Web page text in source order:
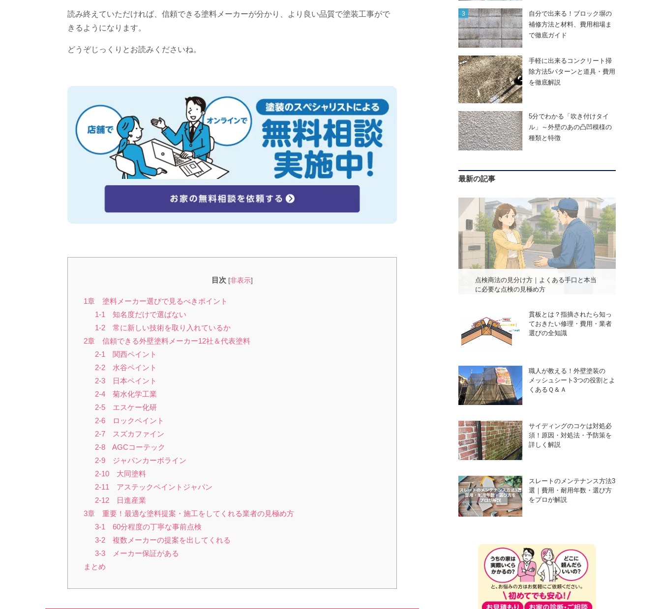
読み終えていただければ、信頼できる塗料メーカーが分かり、より良い品質で塗装工事がで
きるようになります。
どうぞじっくりとお読みくださいね。
目次 [非表示]
1章 塗料メーカー選びで見るべきポイント
1-1 知名度だけで選ばない
1-2 常に新しい技術を取り入れているか
2章 信頼できる外壁塗料メーカー12社＆代表塗料
2-1 関西ペイント
2-2 水谷ペイント
2-3 日本ペイント
2-4 菊水化学工業
2-5 エスケー化研
2-6 ロックペイント
2-7 スズカファイン
2-8 AGCコーテック
2-9 ジャパンカーボライン
2-10 大同塗料
2-11 アステックペイントジャパン
2-12 日進産業
3章 重要！最適な塗料提案・施工をしてくれる業者の見極め方
3-1 60分程度の丁寧な事前点検
3-2 複数メーカーの提案を出してくれる
3-3 メーカー保証がある
まとめ
自分で出来る！ブロック塀の
補修方法と材料、費用相場ま
で徹底ガイド
手軽に出来るコンクリート掃
除方法5パターンと道具・費用
を徹底解説
5分でわかる「吹き付けタイ
ル」～外壁のあの凸凹模様の
種類と特徴
最新の記事
点検商法の見分け方｜よくある手口と本当
に必要な点検の見極め方
貫板とは？指摘されたら知っ
ておきたい修理・費用・業者
選びの全知識
職人が教える！外壁塗装の
メッシュシート3つの役割とよ
くあるＱ＆Ａ
サイディングのコケは対処必
須！原因・対処法・予防策を
詳しく解説
スレートのメンテナンス方法3
選｜費用・耐用年数・選び方
をプロが解説